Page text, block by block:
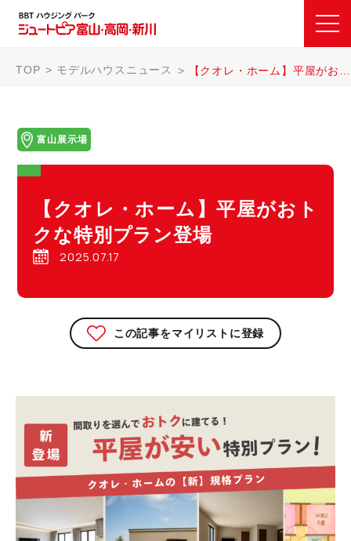
TOP モデルハウスニュース 【クオレ・ホーム】平屋がおトクな特別プラン登場
富山展示場
【クオレ・ホーム】平屋がおト
クな特別プラン登場
2025.07.17
この記事をマイリストに登録